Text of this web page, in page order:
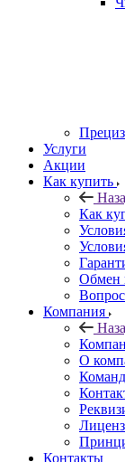
Услуги
Акции
Как купить
Как
Обмен
Компания
О
Контакты